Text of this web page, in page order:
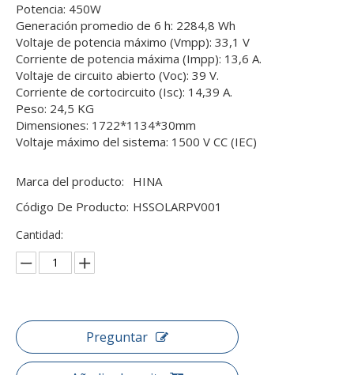
Potencia: 450W
Generación promedio de 6 h: 2284,8 Wh
Voltaje de potencia máximo (Vmpp): 33,1 V
Corriente de potencia máxima (Impp): 13,6 A.
Voltaje de circuito abierto (Voc): 39 V.
Corriente de cortocircuito (Isc): 14,39 A.
Peso: 24,5 KG
Dimensiones: 1722*1134*30mm
Voltaje máximo del sistema: 1500 V CC (IEC)
Marca del producto:
HINA
Código De Producto: HSSOLARPV001
Cantidad:
Preguntar